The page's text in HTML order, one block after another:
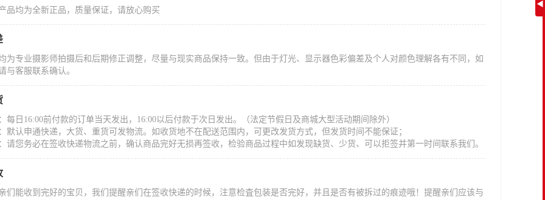
◀
品均为全新正品，质量保证，请放心购买
为专业摄影师拍摄后和后期修正调整，尽量与现实商品保持一致。但由于灯光、显示器色彩偏差及个人对颜色理解各有不同，如
与客服联系确认。
每日16:00前付款的订单当天发出，16:00以后付款于次日发出。（法定节假日及商城大型活动期间除外）
默认申通快递，大货、重货可发物流。如收货地不在配送范围内，可更改发货方式，但发货时间不能保证；
请您务必在签收快递物流之前，确认商品完好无损再签收，检验商品过程中如发现缺货、少货、可以拒签并第一时间联系我们。
们能收到完好的宝贝，我们提醒亲们在签收快递的时候，注意检査包装是否完好，并且是否有被拆过的痕迹哦！提醒亲们应该与